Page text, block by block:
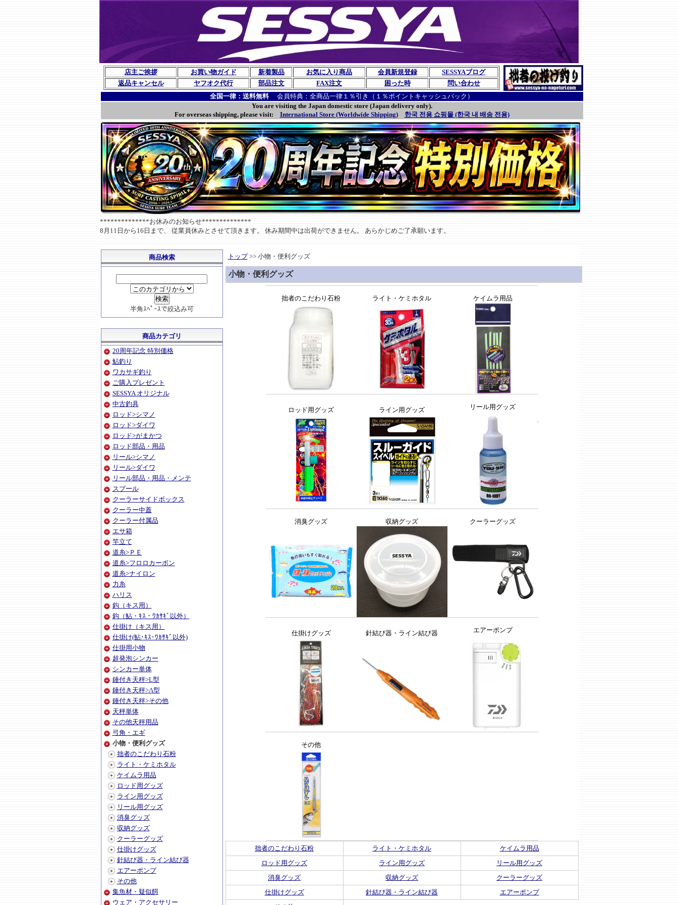
店主ご挨拶 お買い物ガイド 新着製品 お気に入り商品 会員新規登録
SESSYAブログ
返品キャンセル
ヤフオク代行 部品注文 FAX注文 困った時
問い合わせ
全国一律：送料無料会員特典：全商品一律１％引き（１％ポイントキャッシュバック）
You are visiting the Japan domestic store (Japan delivery only).
For overseas shipping, please visit: International Store (Worldwide Shipping) 한국 전용 쇼핑몰 (한국 내 배송 전용)
**************お休みのお知らせ**************
8月11日から16日まで、 従業員休みとさせて頂きます。 休み期間中は出荷ができません。 あらかじめご了承願います。
商品検索
半角ｽﾍﾟｰｽで絞込み可
商品カテゴリ
20周年記念 特別価格
鮎釣り
ワカサギ釣り
ご購入プレゼント
SESSYA オリジナル
中古釣具
ロッド>シマノ
ロッド>ダイワ
ロッド>がまかつ
ロッド部品・用品
リール>シマノ
リール>ダイワ
リール部品・用品・メンテ
スプール
クーラーサイドボックス
クーラー中蓋
クーラー付属品
エサ箱
竿立て
道糸>ＰＥ
道糸>フロロカーボン
道糸>ナイロン
力糸
ハリス
鈎（キス用）
鈎（鮎・ｷｽ・ﾜｶｻｷﾞ以外）
仕掛け（キス用）
仕掛け(鮎･ｷｽ･ﾜｶｻｷﾞ以外)
仕掛用小物
超発泡シンカー
シンカー単体
錘付き天秤>L型
錘付き天秤>Λ型
錘付き天秤>その他
天秤単体
その他天秤用品
弓角・エギ
小物・便利グッズ
拙者のこだわり石粉
ライト・ケミホタル
ケイムラ用品
ロッド用グッズ
ライン用グッズ
リール用グッズ
消臭グッズ
収納グッズ
クーラーグッズ
仕掛けグッズ
針結び器・ライン結び器
エアーポンプ
その他
集魚材・疑似餌
ウェア・アクセサリー
トップ>> 小物・便利グッズ
小物・便利グッズ
拙者のこだわり石粉 ライト・ケミホタル ケイムラ用品
ロッド用グッズ ライン用グッズ リール用グッズ
消臭グッズ 収納グッズ クーラーグッズ
仕掛けグッズ 針結び器・ライン結び器 エアーポンプ
その他
拙者のこだわり石粉 ライト・ケミホタル
ケイムラ用品
ロッド用グッズ
ライン用グッズ
リール用グッズ
消臭グッズ
収納グッズ
クーラーグッズ
仕掛けグッズ
針結び器・ライン結び器
エアーポンプ